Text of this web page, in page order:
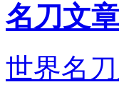
名刀文章
世界名